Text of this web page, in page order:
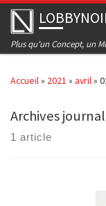
Skip to content
Plus qu'un Concept, un
Accueil » 2021 » avril »
Archives
1 article